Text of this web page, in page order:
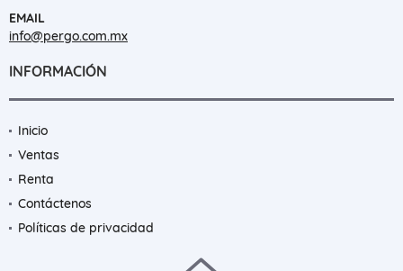
EMAIL
info@pergo.com.mx
INFORMACIÓN
Inicio
Ventas
Renta
Contáctenos
Políticas de privacidad